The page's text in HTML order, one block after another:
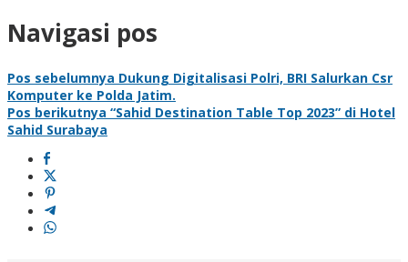
Navigasi pos
Pos sebelumnya Dukung Digitalisasi Polri, BRI Salurkan Csr
Komputer ke Polda Jatim.
Pos berikutnya “Sahid Destination Table Top 2023” di Hotel
Sahid Surabaya